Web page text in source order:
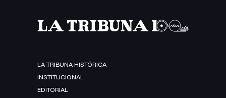
LA TRIBUNA HISTÓRICA
INSTITUCIONAL
EDITORIAL